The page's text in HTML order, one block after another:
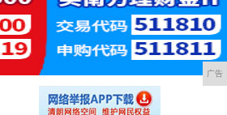
广告